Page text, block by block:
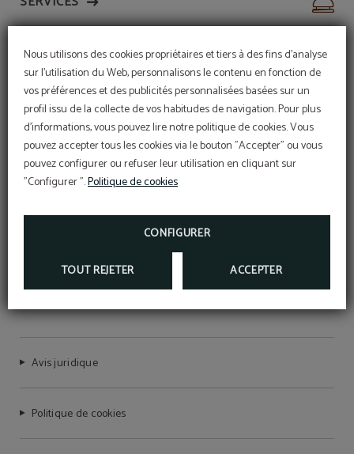
Nous utilisons des cookies propriétaires et tiers à des fins d'analyse
sur l'utilisation du Web, personnalisons le contenu en fonction de
vos préférences et des publicités personnalisées basées sur un
profil issu de la collecte de vos habitudes de navigation. Pour plus
d'informations, vous pouvez lire notre politique de cookies. Vous
pouvez accepter tous les cookies via le bouton "Accepter" ou vous
pouvez configurer ou refuser leur utilisation en cliquant sur
"Configurer ".Politique de cookies
CONFIGURER
TOUT REJETER ACCEPTER
HÔTELS
Avis juridique
Politique de cookies